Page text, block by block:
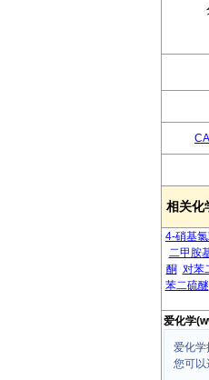
相关化
4-硝基
二甲胺
酮 对苯
苯二硫醚
爱化学
爱化学
您可以